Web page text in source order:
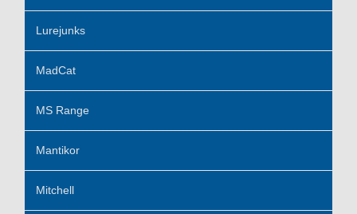
Lurejunks
MadCat
MS Range
Mantikor
Mitchell